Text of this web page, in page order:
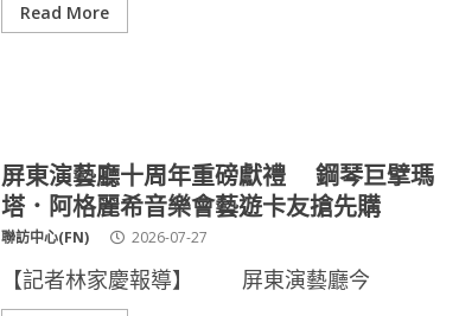
Read More
屏東演藝廳十周年重磅獻禮 鋼琴巨擘瑪
塔．阿格麗希音樂會藝遊卡友搶先購
聯訪中心(FN) 2026-07-27
【記者林家慶報導】 屏東演藝廳今